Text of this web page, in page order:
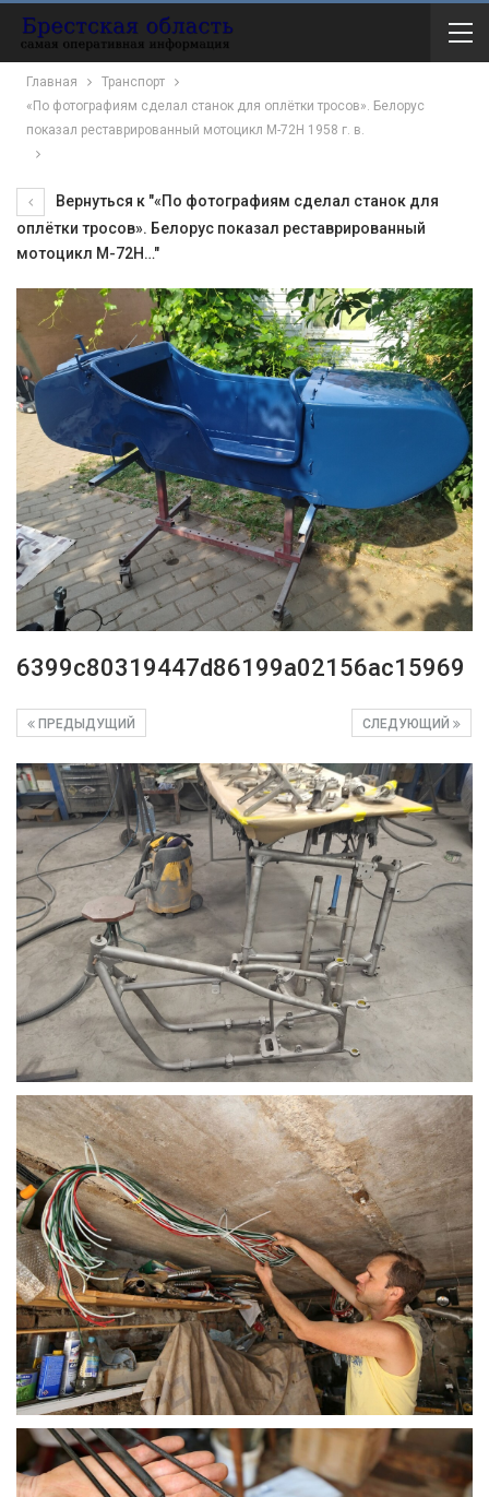
Главная
Транспорт
«По фотографиям сделал станок для оплётки тросов». Белорус
показал реставрированный мотоцикл М-72Н 1958 г. в.
Вернуться к "«По фотографиям сделал станок для
оплётки тросов». Белорус показал реставрированный
мотоцикл М-72Н…"
6399c80319447d86199a02156ac15969
СЛЕДУЮЩИЙ
ПРЕДЫДУЩИЙ